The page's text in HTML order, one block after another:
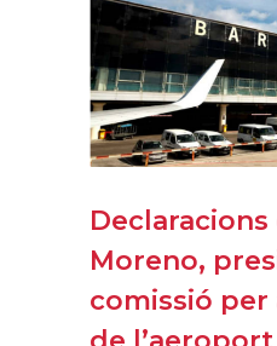
Moreno,
comissió per